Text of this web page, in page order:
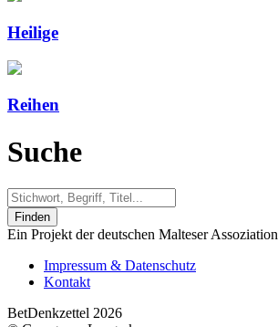
Heilige
Reihen
Suche
Finden
Ein Projekt der deutschen Malteser Assoziation
Impressum & Datenschutz
Kontakt
BetDenkzettel 2026